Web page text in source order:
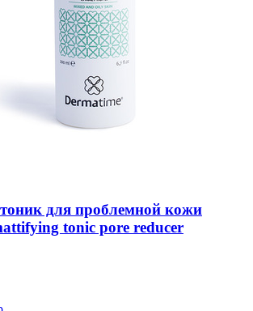
для проблемной кожи
tonic pore reducer